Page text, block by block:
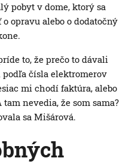
pobyt v dome, ktorý sa
opravu alebo o dodatočný
to, že prečo to dávali
čísla elektromerov
mi chodí faktúra, alebo
nevedia, že som sama?
sa Mišárová.